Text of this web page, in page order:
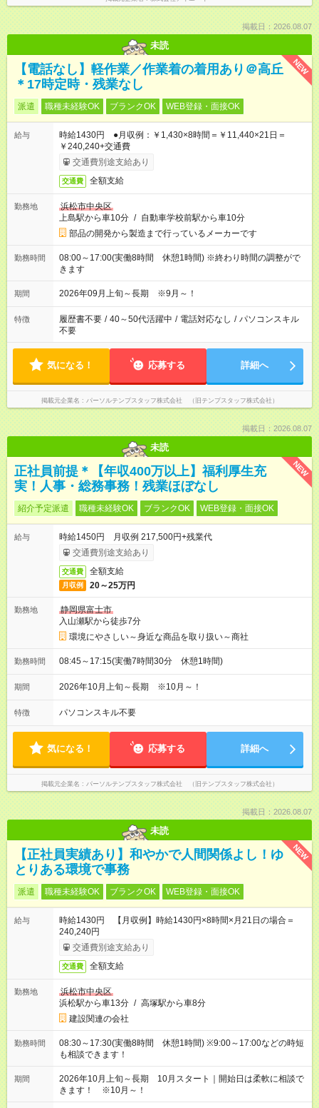
掲載日：2026.08.07
未読
NEW
【電話なし】軽作業／作業着の着用あり＠高丘
＊17時定時・残業なし
派遣 職種未経験OK ブランクOK WEB登録・面接OK
給与
時給1430円 ●月収例：￥1,430×8時間＝￥11,440×21日＝
￥240,240+交通費
交通費別途支給あり
交通費 全額支給
勤務地
浜松市中央区
上島駅から車10分 / 自動車学校前駅から車10分
部品の開発から製造まで行っているメーカーです
勤務時間
08:00～17:00(実働8時間 休憩1時間) ※終わり時間の調整がで
きます
期間 2026年09月上旬～長期 ※9月～！
特徴 履歴書不要 / 40～50代活躍中 / 電話対応なし / パソコンスキル
不要
気になる！ 応募する 詳細へ
掲載元企業名 パーソルテンプスタッフ株式会社 （旧テンプスタッフ株式会社）
掲載日：2026.08.07
未読
NEW
正社員前提＊【年収400万以上】福利厚生充
実！人事・総務事務！残業ほぼなし
紹介予定派遣 職種未経験OK ブランクOK WEB登録・面接OK
給与
時給1450円 月収例 217,500円+残業代
交通費別途支給あり
交通費 全額支給
月収例 20～25万円
勤務地
静岡県富士市
入山瀬駅から徒歩7分
環境にやさしい～身近な商品を取り扱い～商社
勤務時間 08:45～17:15(実働7時間30分 休憩1時間)
期間 2026年10月上旬～長期 ※10月～！
特徴 パソコンスキル不要
気になる！ 応募する 詳細へ
掲載元企業名 パーソルテンプスタッフ株式会社 （旧テンプスタッフ株式会社）
掲載日：2026.08.07
未読
NEW
【正社員実績あり】和やかで人間関係よし！ゆ
とりある環境で事務
派遣 職種未経験OK ブランクOK WEB登録・面接OK
給与
時給1430円 【月収例】時給1430円×8時間×月21日の場合＝
240,240円
交通費別途支給あり
交通費 全額支給
勤務地
浜松市中央区
浜松駅から車13分 / 高塚駅から車8分
建設関連の会社
勤務時間
08:30～17:30(実働8時間 休憩1時間) ※9:00～17:00などの時短
も相談できます！
期間
2026年10月上旬～長期 10月スタート｜開始日は柔軟に相談で
きます！ ※10月～！